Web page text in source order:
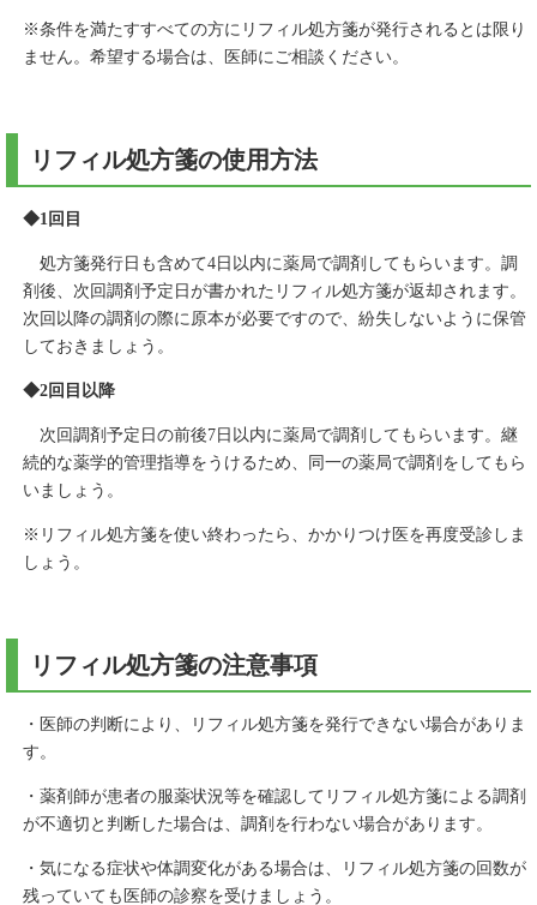
※条件を満たすすべての方にリフィル処方箋が発行されるとは限り
ません。希望する場合は、医師にご相談ください。
リフィル処方箋の使用方法
◆1回目
処方箋発行日も含めて4日以内に薬局で調剤してもらいます。調
剤後、次回調剤予定日が書かれたリフィル処方箋が返却されます。
次回以降の調剤の際に原本が必要ですので、紛失しないように保管
しておきましょう。
◆2回目以降
次回調剤予定日の前後7日以内に薬局で調剤してもらいます。継
続的な薬学的管理指導をうけるため、同一の薬局で調剤をしてもら
いましょう。
※リフィル処方箋を使い終わったら、かかりつけ医を再度受診しま
しょう。
リフィル処方箋の注意事項
・医師の判断により、リフィル処方箋を発行できない場合がありま
す。
・薬剤師が患者の服薬状況等を確認してリフィル処方箋による調剤
が不適切と判断した場合は、調剤を行わない場合があります。
・気になる症状や体調変化がある場合は、リフィル処方箋の回数が
残っていても医師の診察を受けましょう。